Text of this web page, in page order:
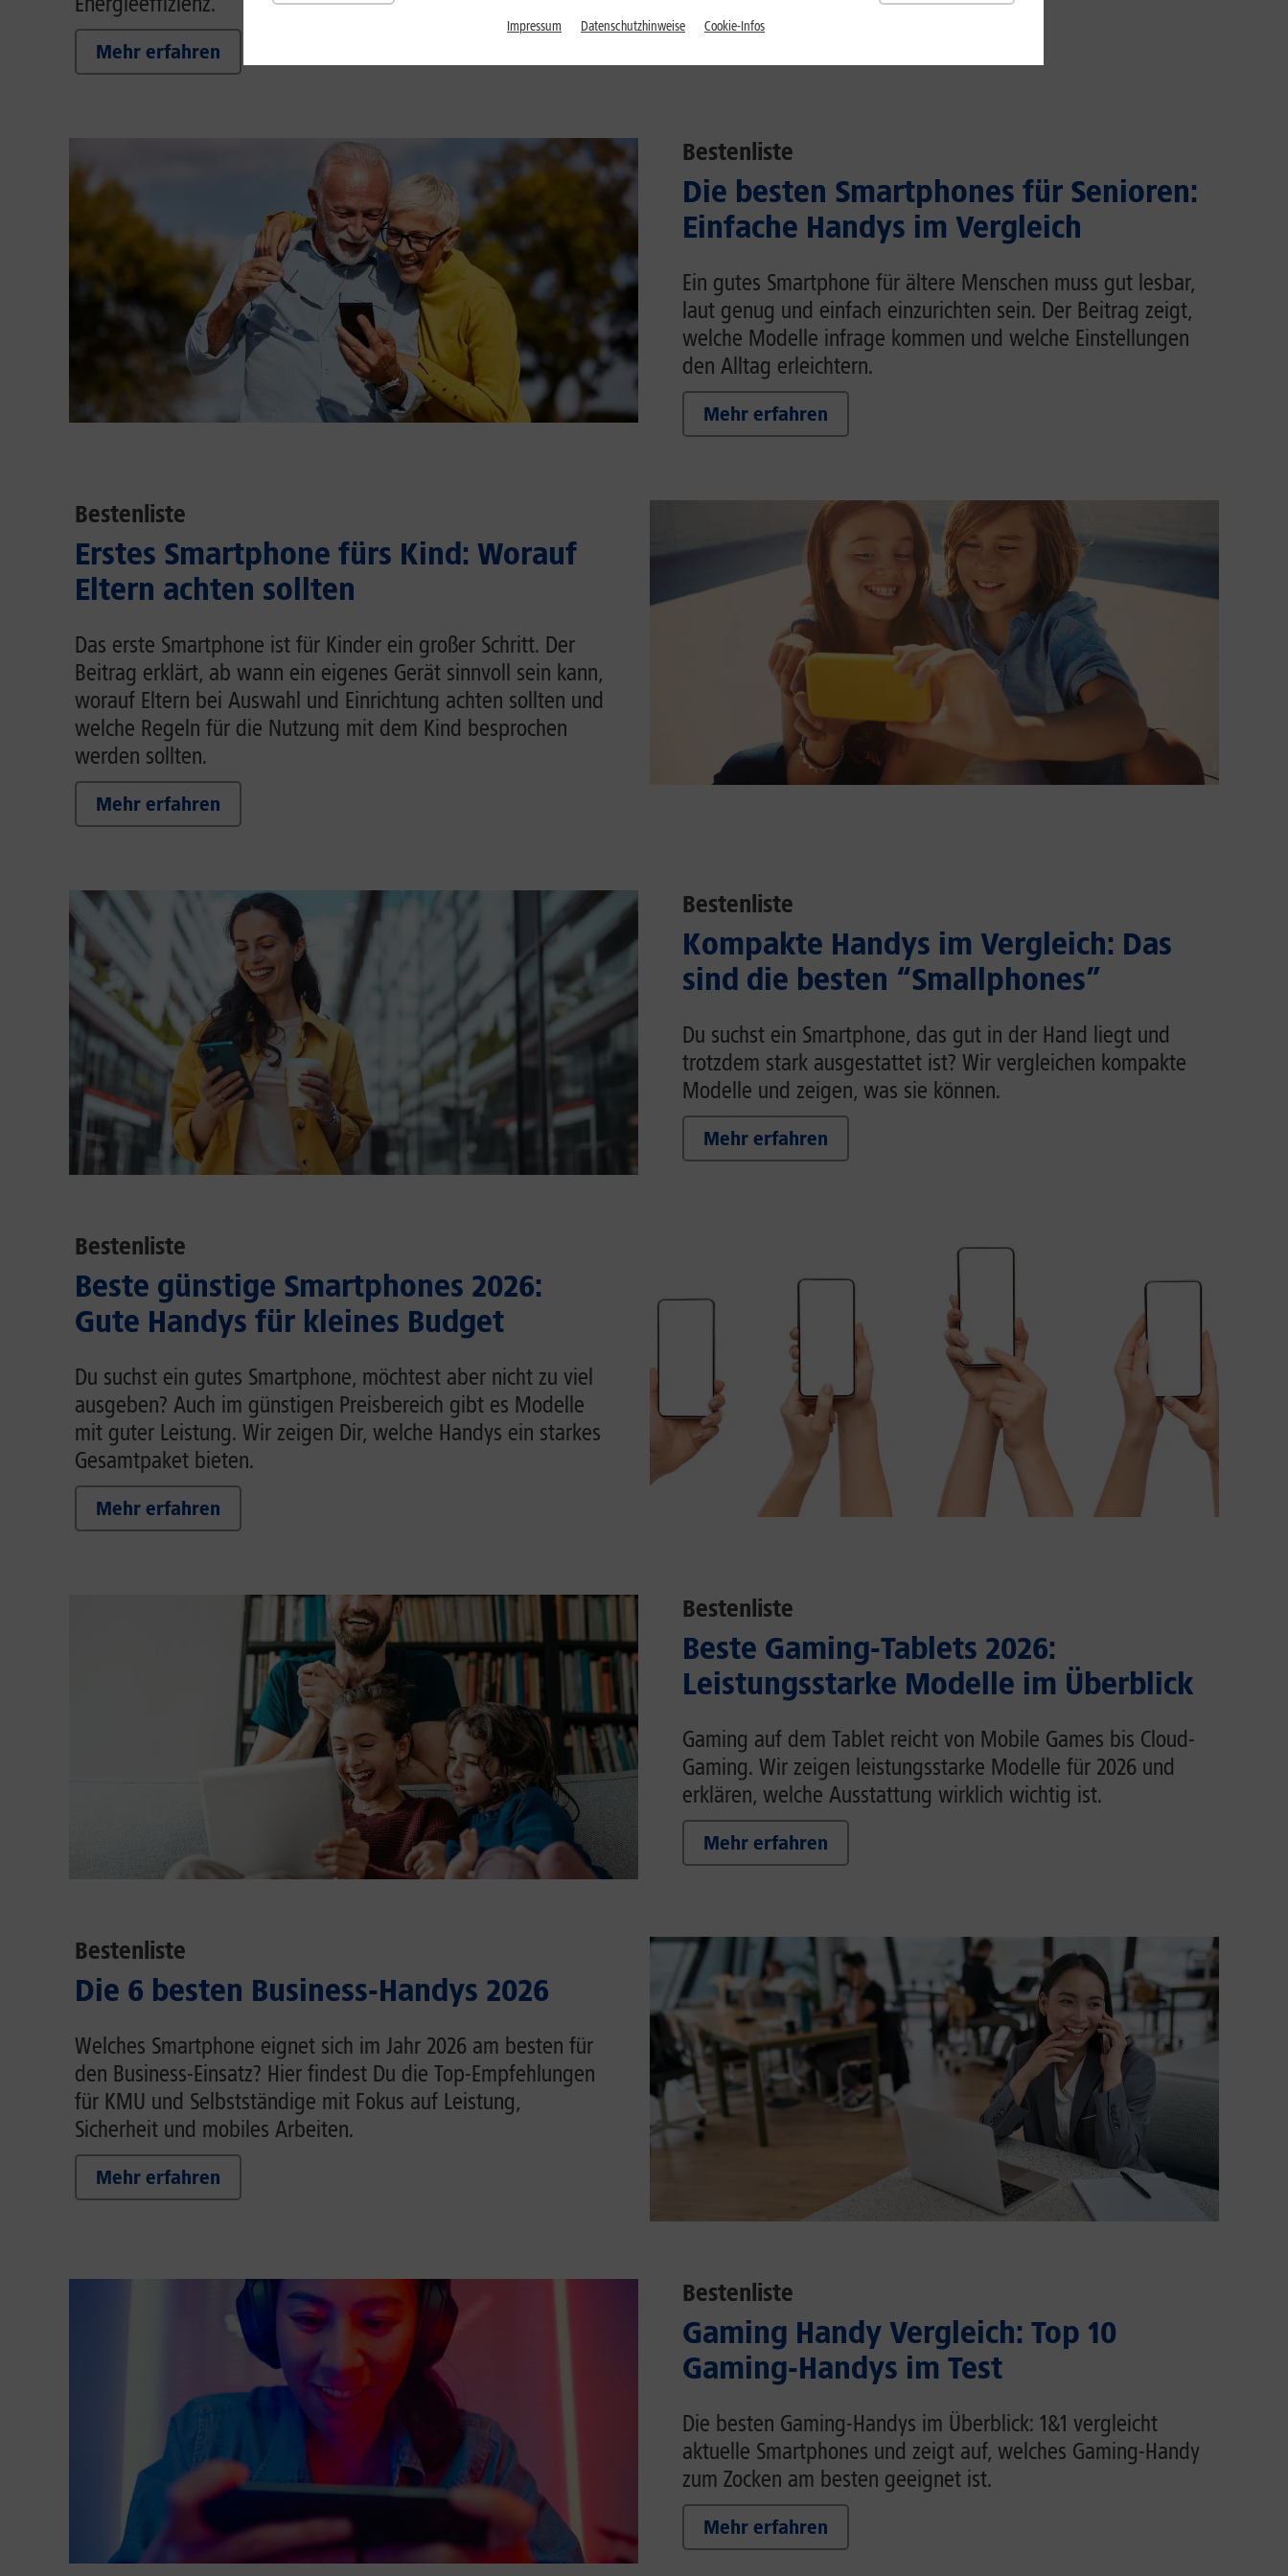
Mehr erfahren
Bestenliste
Die besten Smartphones für Senioren:
Einfache Handys im Vergleich
Ein gutes Smartphone für ältere Menschen muss gut lesbar,
laut genug und einfach einzurichten sein. Der Beitrag zeigt,
welche Modelle infrage kommen und welche Einstellungen
den Alltag erleichtern.
Mehr erfahren
Bestenliste
Erstes Smartphone fürs Kind: Worauf
Eltern achten sollten
Das erste Smartphone ist für Kinder ein großer Schritt. Der
Beitrag erklärt, ab wann ein eigenes Gerät sinnvoll sein kann,
worauf Eltern bei Auswahl und Einrichtung achten sollten und
welche Regeln für die Nutzung mit dem Kind besprochen
werden sollten.
Mehr erfahren
Bestenliste
Kompakte Handys im Vergleich: Das
sind die besten “Smallphones”
Du suchst ein Smartphone, das gut in der Hand liegt und
trotzdem stark ausgestattet ist? Wir vergleichen kompakte
Modelle und zeigen, was sie können.
Mehr erfahren
Bestenliste
Beste günstige Smartphones 2026:
Gute Handys für kleines Budget
Du suchst ein gutes Smartphone, möchtest aber nicht zu viel
ausgeben? Auch im günstigen Preisbereich gibt es Modelle
mit guter Leistung. Wir zeigen Dir, welche Handys ein starkes
Gesamtpaket bieten.
Mehr erfahren
Bestenliste
Beste Gaming-Tablets 2026:
Leistungsstarke Modelle im Überblick
Gaming auf dem Tablet reicht von Mobile Games bis Cloud-
Gaming. Wir zeigen leistungsstarke Modelle für 2026 und
erklären, welche Ausstattung wirklich wichtig ist.
Mehr erfahren
Bestenliste
Die 6 besten Business-Handys 2026
Welches Smartphone eignet sich im Jahr 2026 am besten für
den Business-Einsatz? Hier findest Du die Top-Empfehlungen
für KMU und Selbstständige mit Fokus auf Leistung,
Sicherheit und mobiles Arbeiten.
Mehr erfahren
Bestenliste
Gaming Handy Vergleich: Top 10
Gaming-Handys im Test
Die besten Gaming-Handys im Überblick: 1&1 vergleicht
aktuelle Smartphones und zeigt auf, welches Gaming-Handy
zum Zocken am besten geeignet ist.
Mehr erfahren
Impressum Datenschutzhinweise Cookie-Infos